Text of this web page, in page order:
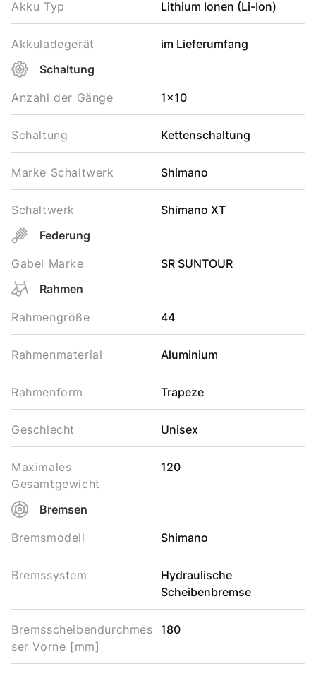
Akku Typ Lithium Ionen (Li-Ion)
Akkuladegerät
im Lieferumfang
Schaltung
Anzahl der Gänge
1x10
Schaltung Kettenschaltung
Marke Schaltwerk Shimano
Schaltwerk
Shimano XT
Federung
Gabel Marke
SR SUNTOUR
Rahmen
Rahmengröße
44
Rahmenmaterial Aluminium
Rahmenform Trapeze
Geschlecht Unisex
Maximales
Gesamtgewicht
120
Bremsen
Bremsmodell
Shimano
Bremssystem
Hydraulische
Scheibenbremse
Bremsscheibendurchmes
ser Vorne [mm]
180